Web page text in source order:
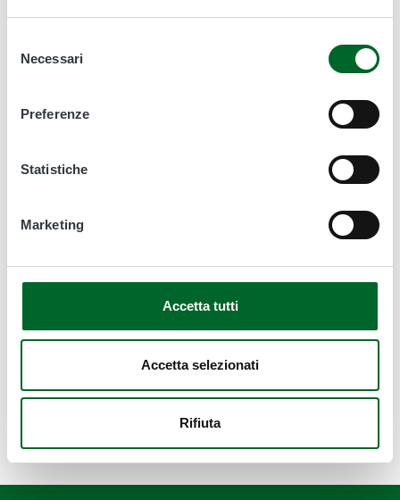
delNecessari
Preferenze
Statistiche
Marketing
Accetta tutti
Accetta selezionati
Rifiuta
Forestazione
Struttura centrale
Sede di Bari e BAT
Sede Foggia
Sede di Bari
Sede Foggia
Sede Taranto
Ultimo aggiornamento
29 Giugno 2026, 18:43